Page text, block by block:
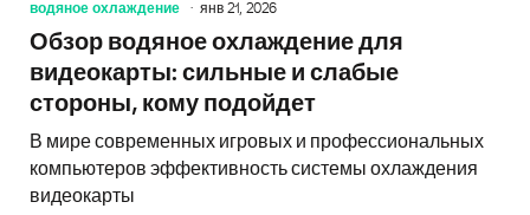
водяное охлаждение янв 21, 2026
Обзор водяное охлаждение для
видеокарты: сильные и слабые
стороны, кому подойдет
В мире современных игровых и профессиональных
компьютеров эффективность системы охлаждения
видеокарты